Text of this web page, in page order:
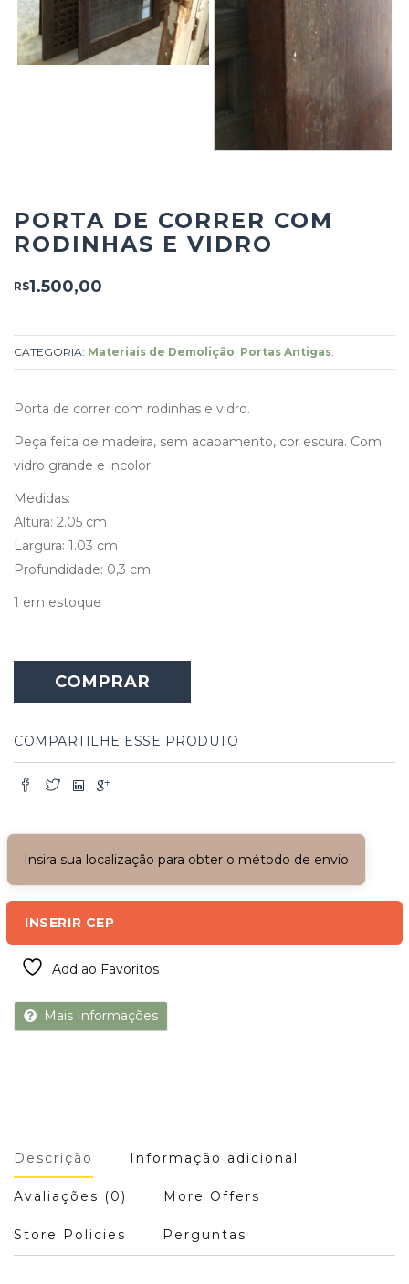
PORTA DE CORRER COM
RODINHAS E VIDRO
R$1.500,00
CATEGORIA: Materiais de Demolição Portas Antigas
Porta de correr com rodinhas e vidro.
Peça feita de madeira, sem acabamento, cor escura. Com
vidro grande e incolor.
Medidas:
Altura: 2.05 cm
Largura: 1.03 cm
Profundidade: 0,3 cm
1 em estoque
COMPRAR
COMPARTILHE ESSE PRODUTO
Insira sua localização para obter o método de envio
INSERIR CEP
Add ao Favoritos
Mais Informações
Descrição Informação adicional
Avaliações (0) More Offers
Store Policies Perguntas